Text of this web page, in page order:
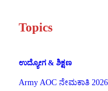
Topics
ಉದ್ಯೋಗ & ಶಿಕ್ಷಣ
Army AOC ನೇಮಕಾತಿ